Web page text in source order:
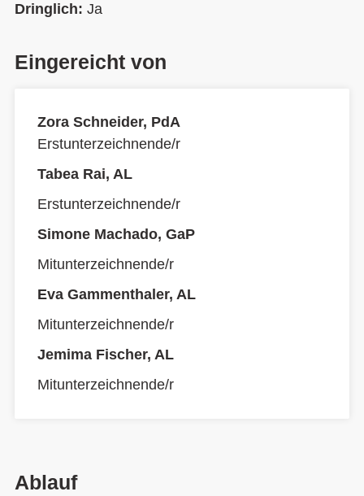
Dringlich: Ja
Eingereicht von
Zora Schneider, PdA
Erstunterzeichnende/r
Tabea Rai, AL
Erstunterzeichnende/r
Simone Machado, GaP
Mitunterzeichnende/r
Eva Gammenthaler, AL
Mitunterzeichnende/r
Jemima Fischer, AL
Mitunterzeichnende/r
Ablauf